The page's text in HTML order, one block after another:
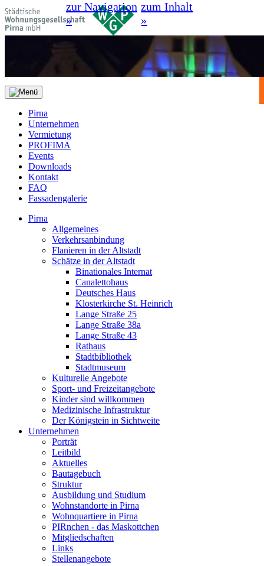
zur Navigation
»
zum Inhalt
»
Pirna
Unternehmen
Vermietung
PROFIMA
Events
Downloads
Kontakt
FAQ
Fassadengalerie
Pirna
Allgemeines
Verkehrsanbindung
Flanieren in der Altstadt
Schätze in der Altstadt
Binationales Internat
Canalettohaus
Deutsches Haus
Klosterkirche St. Heinrich
Lange Straße 25
Lange Straße 38a
Lange Straße 43
Rathaus
Stadtbibliothek
Stadtmuseum
Kulturelle Angebote
Sport- und Freizeitangebote
Kinder sind willkommen
Medizinische Infrastruktur
Der Königstein in Sichtweite
Unternehmen
Porträt
Leitbild
Aktuelles
Bautagebuch
Struktur
Ausbildung und Studium
Wohnstandorte in Pirna
Wohnquartiere in Pirna
PIRnchen - das Maskottchen
Mitgliedschaften
Links
Stellenangebote